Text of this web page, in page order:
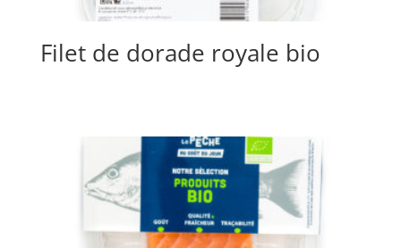
Filet de dorade royale bio